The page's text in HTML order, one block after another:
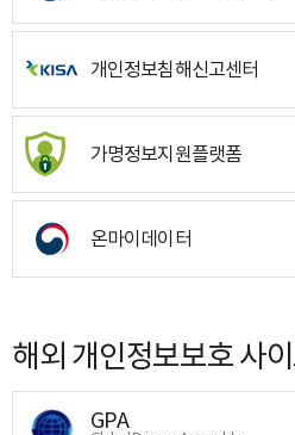
개인정보침해신고센터
가명정보지원플랫폼
온마이데이터
해외 개인정보보호 사
GPA